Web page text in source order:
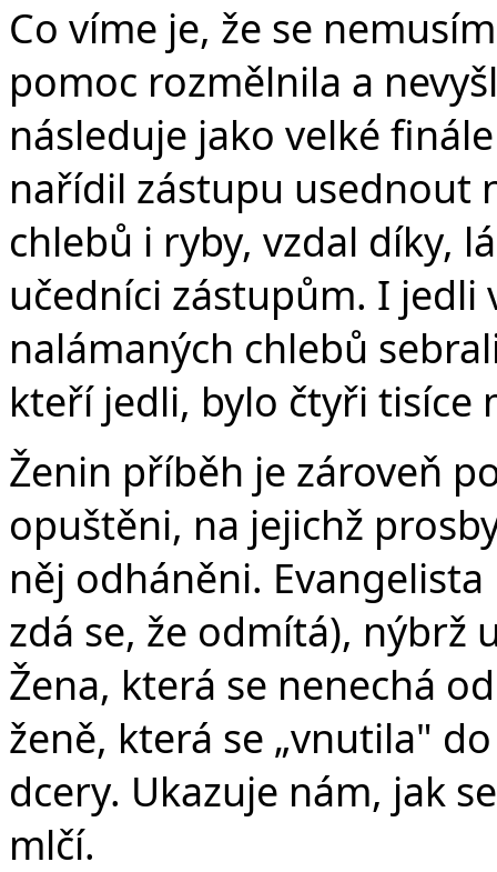
Co víme je, že se
pomoc rozmělnila a
následuje jako velké
nařídil zástupu usednout
chlebů i ryby, vzdal díky,
učedníci zástupům. I jedli
nalámaných chlebů
kteří jedli, bylo čtyři tisíce
Ženin příběh je zároveň
opuštěni, na jejichž
něj odháněni.
zdá se, že odmítá), nýbrž
Žena, která se nenechá
ženě, která se „vnutila"
dcery. Ukazuje nám, jak
mlčí.